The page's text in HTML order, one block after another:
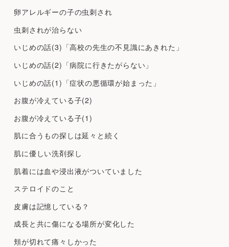
卵アレルギーの子の虫刺され
虫刺されが治らない
いじめの話(3)「高校の先生の不見識にあきれた」
いじめの話(2)「病院に行きたがらない」
いじめの話(1)「症状の悪循環が始まった」
お腹が冷えている子(2)
お腹が冷えている子(1)
肌に合うもの探しは延々と続く
肌に優しい洗剤探し
肌着には血や浸出液がついていました
ステロイドのこと
皮膚は記憶している？
成長と共に傷になる場所が変化した
頬が切れて痛々しかった